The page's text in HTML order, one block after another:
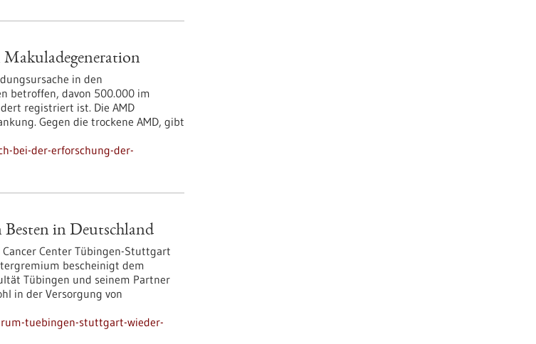
in den
betroffen, davon 500.000 im
registriert ist. Die AMD
Gegen die trockene AMD, gibt
bei-der-erforschung-der-
in Deutschland
Center Tübingen-Stuttgart
bescheinigt dem
Tübingen und seinem Partner
in der Versorgung von
tuebingen-stuttgart-wieder-